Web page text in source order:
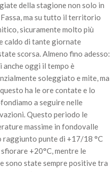
della stagione non solo in
Fassa, ma su tutto il territorio
sicuramente molto più
caldo di tante giornate
scorsa. Almeno fino adesso:
oggi il tempo è
soleggiato e mite, ma
ha le ore contate e lo
a seguire nelle
Questo periodo le
massime in fondovalle
raggiunto punte di +17/18 °C
+20°C, mentre le
sono state sempre positive tra